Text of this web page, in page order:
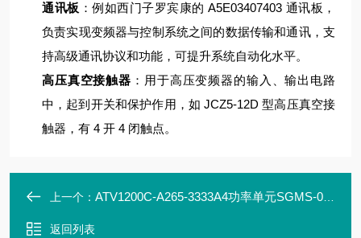
通讯板 ：例如西门子罗宾康的 A5E03407403 通讯板，
负责实现变频器与控制系统之间的数据传输和通讯，支
持高级通讯协议和功能，可提升系统自动化水平。
高压真空接触器 ：用于高压变频器的输入、输出电路
中，起到开关和保护作用，如 JCZ5-12D 型高压真空接
触器，有 4 开 4 闭触点。
上一个： ATV1200C-A265-3333A4功率单元SGMS-050
返回列表